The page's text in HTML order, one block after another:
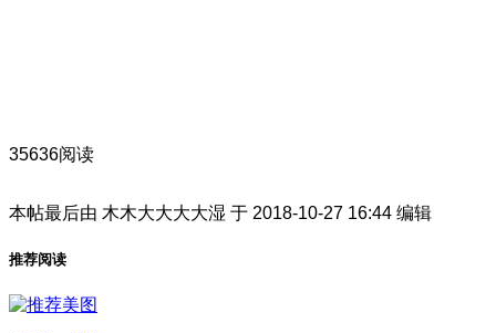
35636阅读
本帖最后由 木木大大大大湿 于 2018-10-27 16:44 编辑
推荐阅读